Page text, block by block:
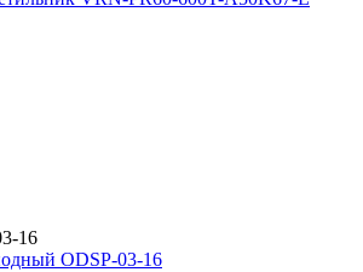
16
ODSP-03-16